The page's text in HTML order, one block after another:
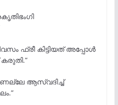
ഫ്രീ കിട്ടിയത് അപ്പോൾ
ആസ്വദിച്ച്